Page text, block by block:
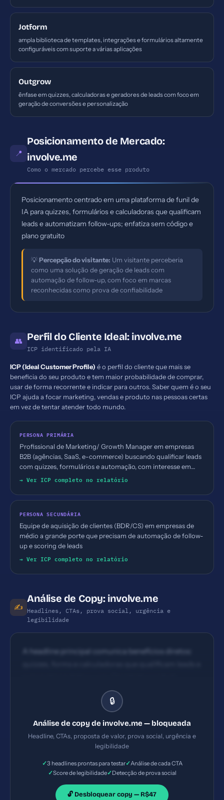
Jotform
ampla biblioteca de templates, integrações e formulários altamente
configuráveis com suporte a várias aplicações
Outgrow
ênfase em quizzes, calculadoras e geradores de leads com foco em
geração de conversões e personalização
📍
Posicionamento de Mercado:
involve.me
Como o mercado percebe esse produto
Posicionamento centrado em uma plataforma de funil de
IA para quizzes, formulários e calculadoras que qualificam
leads e automatizam follow-ups; enfatiza sem código e
plano gratuito
💡Percepção do visitante: Um visitante perceberia
como uma solução de geração de leads com
automação de follow-up, com foco em marcas
reconhecidas como prova de confiabilidade
👥 Perfil do Cliente Ideal: involve.me
ICP identificado pela IA
ICP (Ideal Customer Profile) é o perfil do cliente que mais se
beneficia do seu produto e tem maior probabilidade de comprar,
usar de forma recorrente e indicar para outros. Saber quem é o seu
ICP ajuda a focar marketing, vendas e produto nas pessoas certas
em vez de tentar atender todo mundo.
PERSONA PRIMÁRIA
Profissional de Marketing/ Growth Manager em empresas
B2B (agências, SaaS, e-commerce) buscando qualificar leads
com quizzes, formulários e automação, com interesse em
reduzir tempo de qualificação
→ Ver ICP completo no relatório
PERSONA SECUNDÁRIA
Equipe de aquisição de clientes (BDR/CS) em empresas de
médio a grande porte que precisam de automação de follow-
up e scoring de leads
→ Ver ICP completo no relatório
✍️
Análise de Copy: involve.me
Headlines, CTAs, prova social, urgência e
legibilidade
A headline principal comunica benefícios diretos:
impacto moderado, foto de benefício imediato.
Pode melhorar com uma promessa mais específica
em 3x em 14 dias') CTA principal 'Get started for free'
está visível e alinhado ao benefício, porém poderia
seu quiz gratis em 5 minutos') e teste A/B para
🔒
Análise de copy de involve.me — bloqueada
Headline, CTAs, proposta de valor, prova social, urgência e
legibilidade
✓3 headlines prontas para testar✓Análise de cada CTA
✓Score de legibilidade✓Detecção de prova social
🔓 Desbloquear copy — R$47